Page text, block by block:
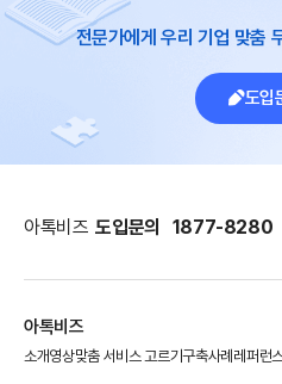
전문가에게 우리 기업 맞춤
도입
아톡비즈 도입문의 1877-8280
아톡비즈
소개영상맞춤 서비스 고르기구축사례 레퍼런